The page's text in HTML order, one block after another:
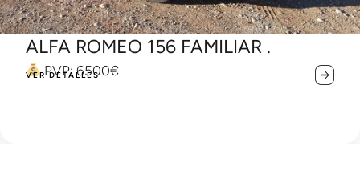
156 FAMILIAR .
VER